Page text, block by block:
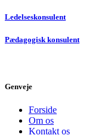
Ledelseskonsulent
Pædagogisk konsulent
Genveje
Forside
Om os
Kontakt os